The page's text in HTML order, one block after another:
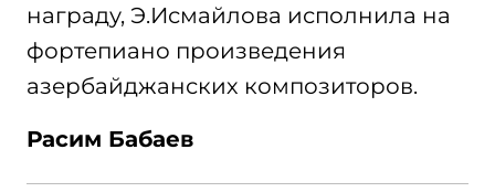
награду, Э.Исмайлова исполнила на
фортепиано произведения
азербайджанских композиторов.
Расим Бабаев